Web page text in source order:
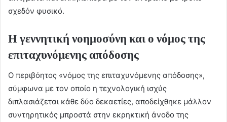
σχεδόν φυσικό.
Η γεννητική νοημοσύνη και ο νόμος της
επιταχυνόμενης απόδοσης
Ο περιβόητος «νόμος της επιταχυνόμενης απόδοσης»,
σύμφωνα με τον οποίο η τεχνολογική ισχύς
διπλασιάζεται κάθε δύο δεκαετίες, αποδείχθηκε μάλλον
συντηρητικός μπροστά στην εκρηκτική άνοδο της